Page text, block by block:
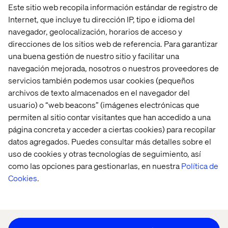
Este sitio web recopila información estándar de registro de
Internet, que incluye tu dirección IP, tipo e idioma del
navegador, geolocalización, horarios de acceso y
direcciones de los sitios web de referencia. Para garantizar
una buena gestión de nuestro sitio y facilitar una
navegación mejorada, nosotros o nuestros proveedores de
servicios también podemos usar cookies (pequeños
archivos de texto almacenados en el navegador del
usuario) o “web beacons” (imágenes electrónicas que
permiten al sitio contar visitantes que han accedido a una
página concreta y acceder a ciertas cookies) para recopilar
datos agregados. Puedes consultar más detalles sobre el
uso de cookies y otras tecnologías de seguimiento, así
como las opciones para gestionarlas, en nuestraPolítica de
Cookies.
Home
Acerca de
Oficinas
Quiénes somos
Aviso de Privacidad
Cookie Statement